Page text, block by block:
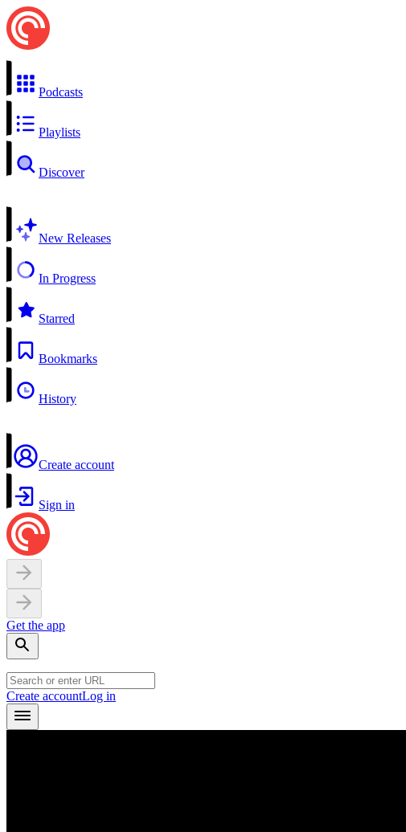
Podcasts
Playlists
Discover
New Releases
In Progress
Starred
Bookmarks
History
Create account
Sign in
Get the app
Create accountLog in